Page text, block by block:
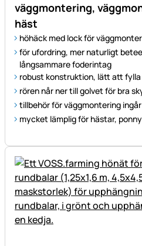
väggmontering,
häst
höhäck med lock för
för ufordring, mer naturligt
långsammare foderintag
robust konstruktion, lätt att
rören når ner till golvet för bra
tillbehör för väggmontering ingår
mycket lämplig för hästar,